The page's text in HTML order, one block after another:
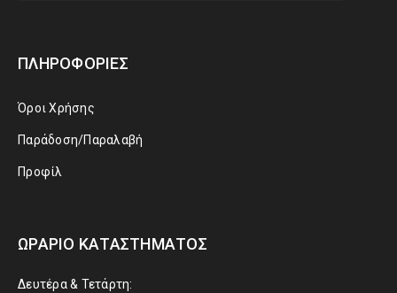
ΠΛΗΡΟΦΟΡΊΕΣ
Όροι Χρήσης
Παράδοση/Παραλαβή
Προφίλ
ΩΡΆΡΙΟ ΚΑΤΑΣΤΉΜΑΤΟΣ
Δευτέρα & Τετάρτη: